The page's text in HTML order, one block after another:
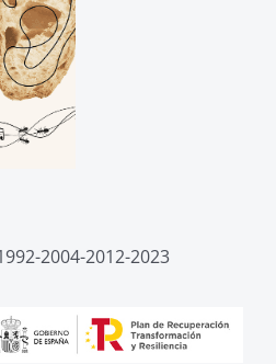
2004-2012-2023